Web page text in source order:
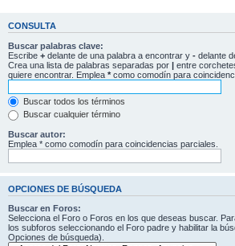
CONSULTA
Buscar palabras clave:
Escribe + delante de una palabra a encontrar y - delante
Crea una lista de palabras separadas por | entre
quiere encontrar. Emplea * como comodín para
Buscar todos los términos
Buscar cualquier término
Buscar autor:
Emplea * como comodín para coincidencias parciales.
OPCIONES DE BÚSQUEDA
Buscar en Foros:
Selecciona el Foro o Foros en los que deseas buscar.
los subforos seleccionando el Foro padre y habilitar la
Opciones de búsqueda).